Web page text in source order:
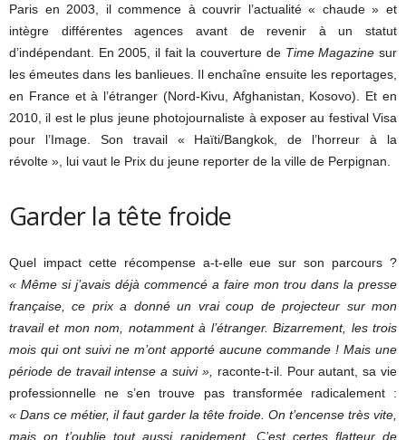
Paris en 2003, il commence à couvrir l’actualité « chaude » et
intègre différentes agences avant de revenir à un statut
d’indépendant. En 2005, il fait la couverture de Time Magazine sur
les émeutes dans les banlieues. Il enchaîne ensuite les reportages,
en France et à l’étranger (Nord-Kivu, Afghanistan, Kosovo). Et en
2010, il est le plus jeune photojournaliste à exposer au festival Visa
pour l’Image. Son travail « Haïti/Bangkok, de l’horreur à la
révolte », lui vaut le Prix du jeune reporter de la ville de Perpignan.
Garder la tête froide
Quel impact cette récompense a-t-elle eue sur son parcours ?
« Même si j’avais déjà commencé a faire mon trou dans la presse
française, ce prix a donné un vrai coup de projecteur sur mon
travail et mon nom, notamment à l’étranger. Bizarrement, les trois
mois qui ont suivi ne m’ont apporté aucune commande ! Mais une
période de travail intense a suivi », raconte-t-il. Pour autant, sa vie
professionnelle ne s’en trouve pas transformée radicalement :
« Dans ce métier, il faut garder la tête froide. On t’encense très vite,
mais on t’oublie tout aussi rapidement. C’est certes flatteur de